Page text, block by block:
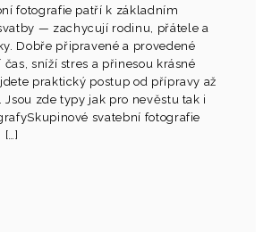
fotografie patří k základním
— zachycují rodinu, přátele a
Dobře připravené a provedené
sníží stres a přinesou krásné
praktický postup od přípravy až
zde typy jak pro nevěstu tak i
svatební fotografie
[…]